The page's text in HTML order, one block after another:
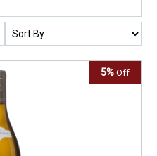
5% Off